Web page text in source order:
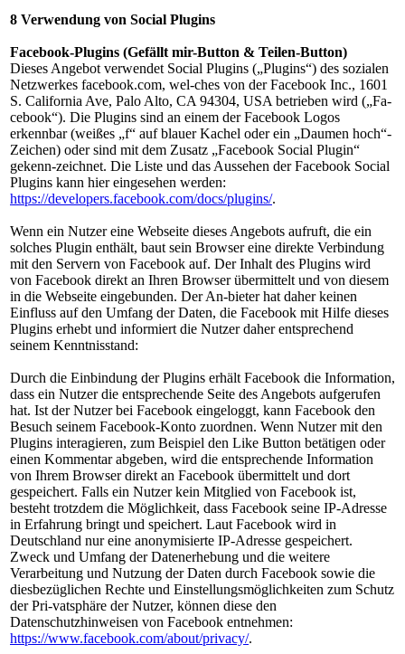
8 Verwendung von Social Plugins
Facebook-Plugins (Gefällt mir-Button & Teilen-Button)
Dieses Angebot verwendet Social Plugins („Plugins“) des sozialen
Netzwerkes facebook.com, wel-ches von der Facebook Inc., 1601
S. California Ave, Palo Alto, CA 94304, USA betrieben wird („Fa-
cebook“). Die Plugins sind an einem der Facebook Logos
erkennbar (weißes „f“ auf blauer Kachel oder ein „Daumen hoch“-
Zeichen) oder sind mit dem Zusatz „Facebook Social Plugin“
gekenn-zeichnet. Die Liste und das Aussehen der Facebook Social
Plugins kann hier eingesehen werden:
https://developers.facebook.com/docs/plugins/.
Wenn ein Nutzer eine Webseite dieses Angebots aufruft, die ein
solches Plugin enthält, baut sein Browser eine direkte Verbindung
mit den Servern von Facebook auf. Der Inhalt des Plugins wird
von Facebook direkt an Ihren Browser übermittelt und von diesem
in die Webseite eingebunden. Der An-bieter hat daher keinen
Einfluss auf den Umfang der Daten, die Facebook mit Hilfe dieses
Plugins erhebt und informiert die Nutzer daher entsprechend
seinem Kenntnisstand:
Durch die Einbindung der Plugins erhält Facebook die Information,
dass ein Nutzer die entsprechende Seite des Angebots aufgerufen
hat. Ist der Nutzer bei Facebook eingeloggt, kann Facebook den
Besuch seinem Facebook-Konto zuordnen. Wenn Nutzer mit den
Plugins interagieren, zum Beispiel den Like Button betätigen oder
einen Kommentar abgeben, wird die entsprechende Information
von Ihrem Browser direkt an Facebook übermittelt und dort
gespeichert. Falls ein Nutzer kein Mitglied von Facebook ist,
besteht trotzdem die Möglichkeit, dass Facebook seine IP-Adresse
in Erfahrung bringt und speichert. Laut Facebook wird in
Deutschland nur eine anonymisierte IP-Adresse gespeichert.
Zweck und Umfang der Datenerhebung und die weitere
Verarbeitung und Nutzung der Daten durch Facebook sowie die
diesbezüglichen Rechte und Einstellungsmöglichkeiten zum Schutz
der Pri-vatsphäre der Nutzer, können diese den
Datenschutzhinweisen von Facebook entnehmen:
https://www.facebook.com/about/privacy/.